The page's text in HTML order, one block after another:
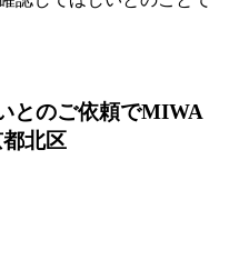
とのご依頼でMIWA
北区